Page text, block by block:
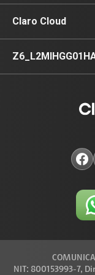
Equipos para su
Claro Media
Identidad Digital
Noticias de interés
Claro Cloud
Productos
NIT: 800153993-7,